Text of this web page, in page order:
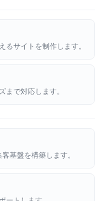
るサイトを制作します。
まで対応します。
基盤を構築します。